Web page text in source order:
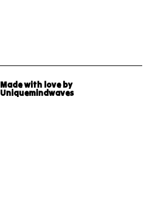
Made with love by
Uniquemindwaves